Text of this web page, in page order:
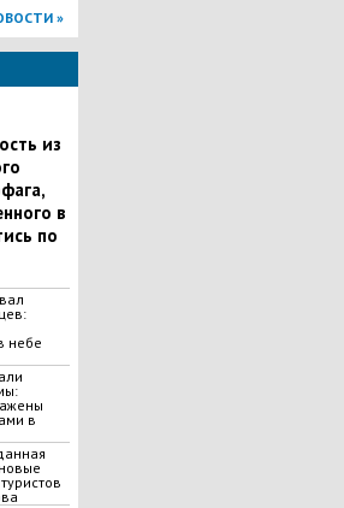
»
из
в
по
небе
в